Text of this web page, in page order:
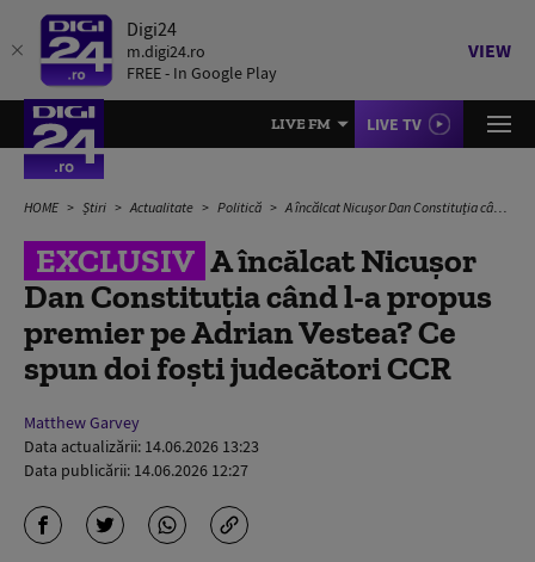
Digi24
m.digi24.ro
FREE - In Google Play
VIEW
LIVE FM LIVE TV
HOME Știri Actualitate Politică A încălcat Nicușor Dan Constituția când l-a propus premier pe Adrian Vestea? Ce spun doi foști judecători CCR
EXCLUSIV A încălcat Nicușor
Dan Constituția când l-a propus
premier pe Adrian Vestea? Ce
spun doi foști judecători CCR
Matthew Garvey
Data actualizării: 14.06.2026 13:23
Data publicării: 14.06.2026 12:27